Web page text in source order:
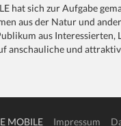
hat sich zur Aufgabe
aus der Natur und
aus Interessierten,
anschauliche und
MOBILE Impressum